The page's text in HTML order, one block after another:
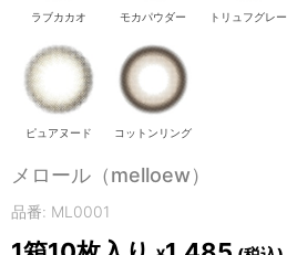
ラブカカオ モカパウダー トリュフグレー
ピュアヌード コットンリング
メロール（melloew）
品番: ML0001